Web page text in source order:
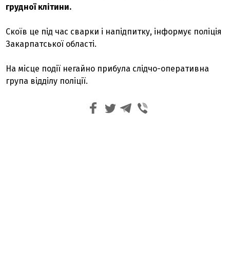
грудної клітини.
Скоїв це під час сварки і напідпитку, інформує поліція
Закарпатської області.
На місце події негайно прибула слідчо-оперативна
група відділу поліції.